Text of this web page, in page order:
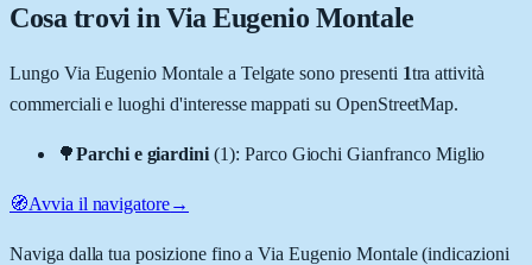
Cosa trovi in Via Eugenio Montale
Lungo Via Eugenio Montalea Telgate sono presenti 1tra attività
commerciali e luoghi d'interesse mappati su OpenStreetMap.
🌳Parchi e giardini (1): Parco Giochi Gianfranco Miglio
🧭Avvia il navigatore→
Naviga dalla tua posizione fino aVia Eugenio Montale(indicazioni